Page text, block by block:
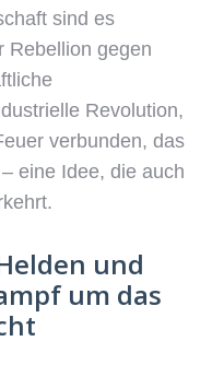
sind es
Rebellion gegen
Revolution,
verbunden, das
eine Idee, die auch
und
um das